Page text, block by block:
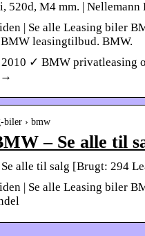
520d, M4 mm. | Nellemann
| Se alle Leasing biler
leasingtilbud. BMW.
✓ BMW privatleasing
→
biler › bmw
– Se alle til
alle til salg [Brugt: 294
| Se alle Leasing biler